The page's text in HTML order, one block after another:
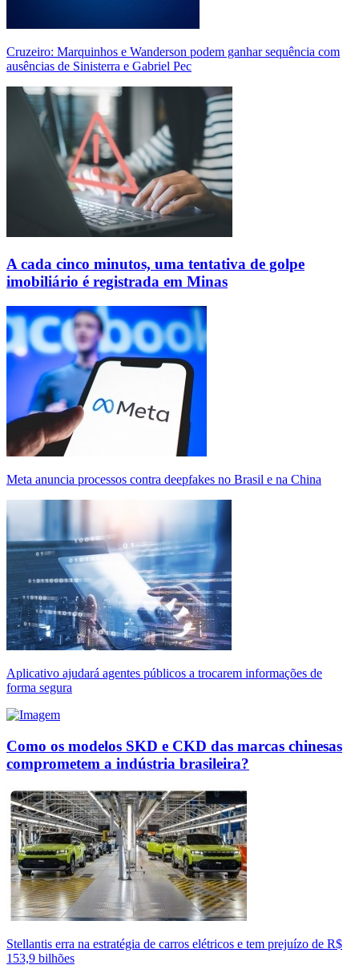
Cruzeiro: Marquinhos e Wanderson podem ganhar sequência com
ausências de Sinisterra e Gabriel Pec
A cada cinco minutos, uma tentativa de golpe
imobiliário é registrada em Minas
Meta anuncia processos contra deepfakes no Brasil e na China
Aplicativo ajudará agentes públicos a trocarem informações de
forma segura
Como os modelos SKD e CKD das marcas chinesas
comprometem a indústria brasileira?
Stellantis erra na estratégia de carros elétricos e tem prejuízo de R$
153,9 bilhões